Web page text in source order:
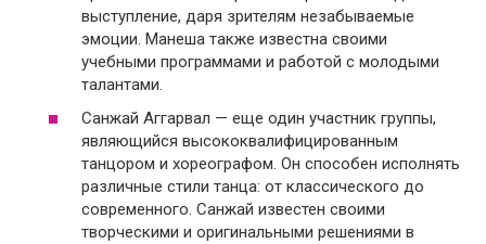
выступление, даря зрителям незабываемые
эмоции. Манеша также известна своими
учебными программами и работой с молодыми
талантами.
Санжай Аггарвал — еще один участник группы,
являющийся высококвалифицированным
танцором и хореографом. Он способен исполнять
различные стили танца: от классического до
современного. Санжай известен своими
творческими и оригинальными решениями в